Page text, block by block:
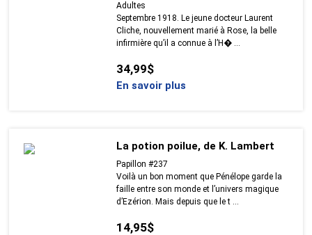
Adultes
Septembre 1918. Le jeune docteur Laurent
Cliche, nouvellement marié à Rose, la belle
infirmière qu’il a connue à l’H� ...
34,99$
En savoir plus
La potion poilue, de K. Lambert
Papillon #237
Voilà un bon moment que Pénélope garde la
faille entre son monde et l’univers magique
d’Ezérion. Mais depuis que le t ...
14,95$